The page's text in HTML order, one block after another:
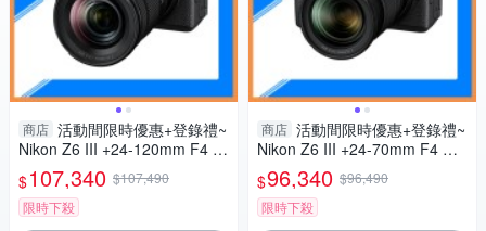
商店 活動間限時優惠+登錄禮~
Nikon Z6 III +24-120mm F4 套
組(Z6III,公司貨)
$107,340 $107,490
限時下殺
商店 活動間限時優惠+登錄禮~
Nikon Z6 III +24-70mm F4 套
組(Z6III,公司貨)
$96,340 $96,490
限時下殺